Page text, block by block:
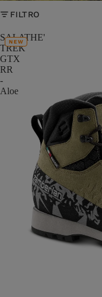
FILTRO
SALATHE'
TREK
GTX
RR
-
Aloe
NEW